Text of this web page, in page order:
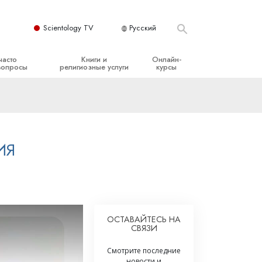
Scientology TV Русский
Книги и
религиозные услуги
Онлайн-
курсы
Шкала эмоциональных тонов
ОСТАВАЙТЕСЬ НА
СВЯЗИ
Смотрите последние